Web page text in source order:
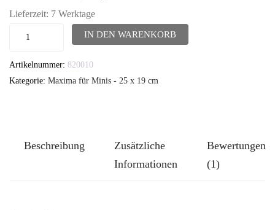
Lieferzeit: 7 Werktage
TUTGUT-
"Maxima
für
IN DEN WARENKORB
Artikelnummer: 820010
Kategorie: Maxima für Minis - 25 x 19 cm
Beschreibung
Zusätzliche
Informationen
Bewertungen
(1)